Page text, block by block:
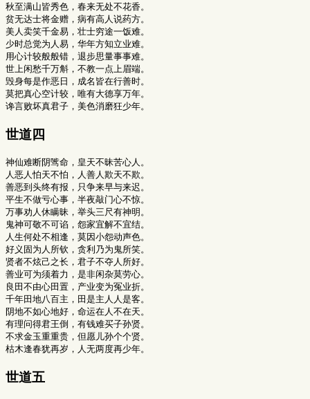
秋至满山皆秀色，春来无处不花香。
贫无达士将金赠，病有高人说药方。
美人卖笑千金易，壮士穷途一饭难。
少时总觉为人易，华年方知立业难。
用心计较般般错，退步思量事事难。
世上闲愁千万斛，不教一点上眉端。
毁身每是作恶日，成名皆在行善时。
莫把真心空计较，唯有大德享万年。
世道四
神仙难断阴骘命，皇天不昧苦心人。
人恶人怕天不怕，人善人欺天不欺。
善恶到头终有报，只争来早与来迟。
平生不做亏心事，半夜敲门心不惊。
万事劝人休瞒昧，举头三尺有神明。
鬼神可敬不可谄，怨家宜解不宜结。
人生何处不相逢，莫因小怨动声色。
好义固为人所钦，贪利乃为鬼所笑。
贤者不炫己之长，君子不夺人所好。
善业可为须着力，是非闲杂莫劳心。
良田不由心田置，产业变为冤业折。
千年田地八百主，田是主人人是客。
阴地不如心地好，命运在人不在天。
有理问得君王倒，有钱难买子孙贤。
不求金玉重重贵，但愿儿孙个个贤。
世道五